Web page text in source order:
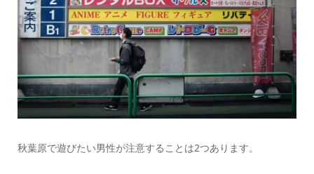
秋葉原で遊びたい男性が注意することは2つあります。